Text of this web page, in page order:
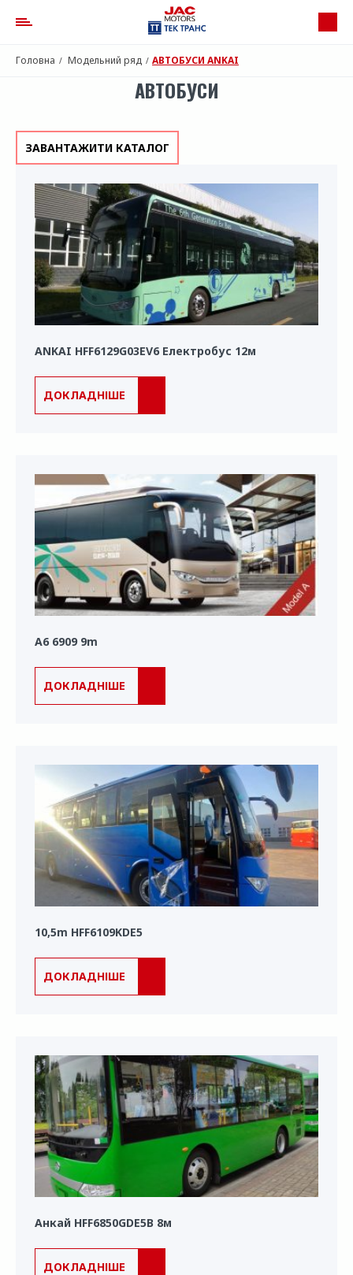
Головна Модельний ряд АВТОБУСИ ANKAI
АВТОБУСИ
ЗАВАНТАЖИТИ КАТАЛОГ
ANKAI HFF6129G03EV6 Електробус 12м
ДОКЛАДНІШЕ
A6 6909 9m
ДОКЛАДНІШЕ
10,5m HFF6109KDE5
ДОКЛАДНІШЕ
Анкай HFF6850GDE5B 8м
ДОКЛАДНІШЕ